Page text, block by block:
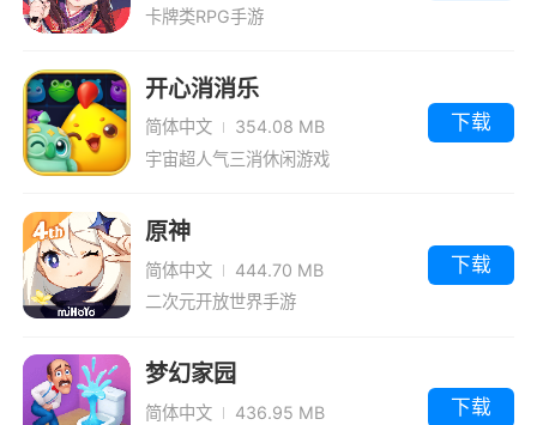
借着丰高的经验冷静地指示着调查团，时而又用
的信赖。
阳光的推荐组员：第五期团推荐组的一员，
一个很会搞怪的人。虽然看着给人很不靠谱的感
觉，实际上在调查和狩猎中往往会运用敏锐的洞
察力抓住每一个机遇。有着完成了许多特殊任务
的优秀成绩。
员，来到新大陆的编纂者，也是阳光的推荐组员
卡牌类RPG手游
开心消消乐
简体中文
354.08 MB
宇宙超人气三消休闲游戏
下载
原神
简体中文
444.70 MB
二次元开放世界手游
下载
梦幻家园
简体中文 436.95 MB 下载